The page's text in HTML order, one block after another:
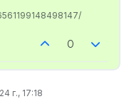
0
г., 17:18